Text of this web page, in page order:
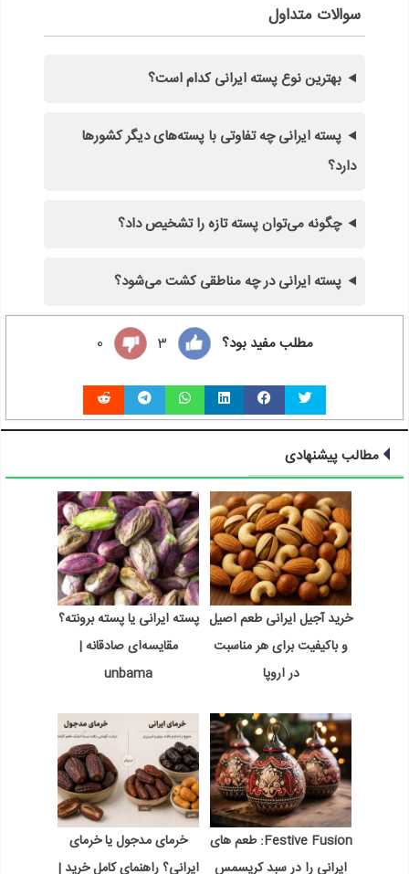
سوالات متداول
بهترین نوع پسته ایرانی کدام است؟
پسته ایرانی چه تفاوتی با پسته‌های دیگر کشورها
دارد؟
چگونه می‌توان پسته تازه را تشخیص داد؟
پسته ایرانی در چه مناطقی کشت می‌شود؟
مطلب مفید بود؟ 3
0
مطالب پیشنهادی
خرید آجیل ایرانی طعم اصیل
و باکیفیت برای هر مناسبت
در اروپا
پسته ایرانی یا پسته برونته؟
مقایسه‌ای صادقانه |
unbama
Festive Fusion: طعم های
ایرانی را در سبد کریسمس
خرمای مدجول یا خرمای
ایرانی؟ راهنمای کامل خرید |